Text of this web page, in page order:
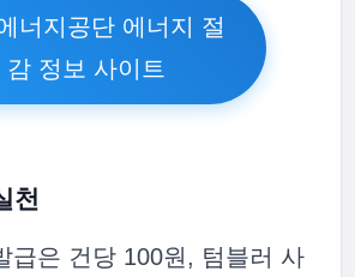
너지공단 에너지 절
감 정보 사이트
천
급은 건당 100원, 텀블러 사